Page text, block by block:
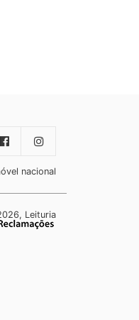
nacional
Leituria